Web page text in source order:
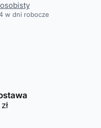
w dni robocze